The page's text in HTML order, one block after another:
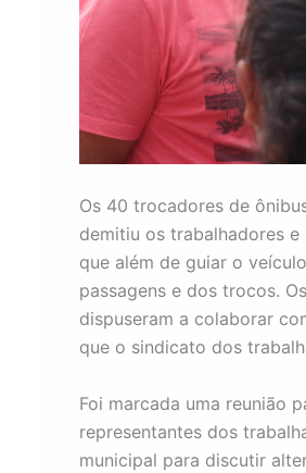
Os 40 trocadores de
demitiu os trabalhadores
que além de guiar o
passagens e dos trocos.
dispuseram a colaborar
que o sindicato dos
Foi marcada uma reunião
representantes dos
municipal para discutir